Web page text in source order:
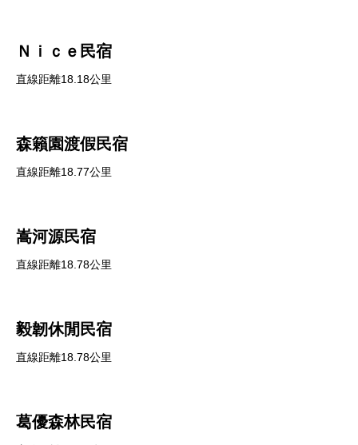
Ｎｉｃｅ民宿
直線距離18.18公里
森籟園渡假民宿
直線距離18.77公里
嵩河源民宿
直線距離18.78公里
毅韌休閒民宿
直線距離18.78公里
葛優森林民宿